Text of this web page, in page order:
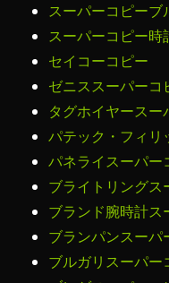
スーパーコピーブ
スーパーコピー時
セイコーコピー
ゼニススーパーコ
タグホイヤースー
パテック・フィリ
パネライスーパー
ブライトリングス
ブランド腕時計ス
ブランパンスーパ
ブルガリスーパー